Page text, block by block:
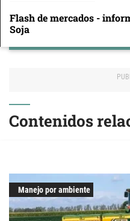
Flash de mercados -
Soja
Contenidos
Manejo por ambiente